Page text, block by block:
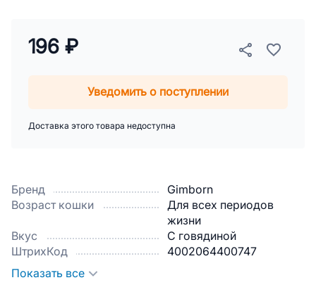
Бренд
Gimborn
Возраст кошки
Для всех периодов
жизни
Вкус
С говядиной
ШтрихКод
4002064400747
Показать все
196 ₽
Уведомить о поступлении
Доставка этого товара недоступна